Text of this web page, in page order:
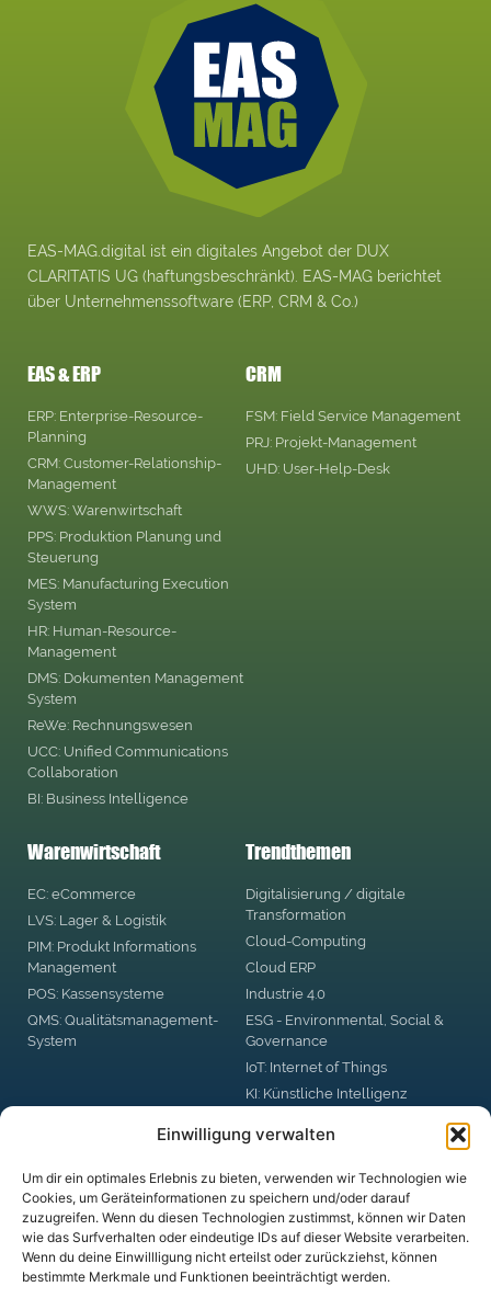
Einwilligung verwalten
Um dir ein optimales Erlebnis zu bieten, verwenden wir Technologien wie
Cookies, um Geräteinformationen zu speichern und/oder darauf
zuzugreifen. Wenn du diesen Technologien zustimmst, können wir Daten
wie das Surfverhalten oder eindeutige IDs auf dieser Website verarbeiten.
Wenn du deine Einwillligung nicht erteilst oder zurückziehst, können
bestimmte Merkmale und Funktionen beeinträchtigt werden.
EAS-MAG.digital ist ein digitales Angebot der DUX
CLARITATIS UG (haftungsbeschränkt). EAS-MAG berichtet
über Unternehmenssoftware (ERP, CRM & Co.)
EAS & ERP
ERP: Enterprise-Resource-
Planning
CRM: Customer-Relationship-
Management
WWS: Warenwirtschaft
PPS: Produktion Planung und
Steuerung
MES: Manufacturing Execution
System
HR: Human-Resource-
Management
DMS: Dokumenten Management
System
ReWe: Rechnungswesen
UCC: Unified Communications
Collaboration
BI: Business Intelligence
CRM
FSM: Field Service Management
PRJ: Projekt-Management
UHD: User-Help-Desk
Warenwirtschaft
EC: eCommerce
LVS: Lager & Logistik
PIM: Produkt Informations
Management
POS: Kassensysteme
QMS: Qualitätsmanagement-
System
Trendthemen
Digitalisierung / digitale
Transformation
Cloud-Computing
Cloud ERP
Industrie 4.0
ESG - Environmental, Social &
Governance
IoT: Internet of Things
KI: Künstliche Intelligenz
Automation
Blockchain
DSGVO: Datenschutzgrund-
Verordnung
Digital Business Security